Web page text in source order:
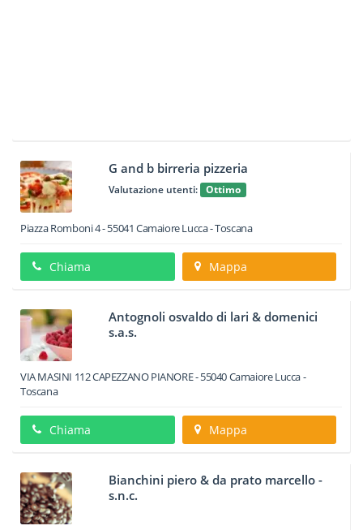
G and b birreria pizzeria
Valutazione utenti: Ottimo
Piazza Romboni 4-55041 CamaioreLucca -Toscana
Chiama Mappa
Antognoli osvaldo di lari & domenici
s.a.s.
VIA MASINI 112 CAPEZZANO PIANORE-55040CamaioreLucca -
Toscana
Chiama Mappa
Bianchini piero & da prato marcello -
s.n.c.